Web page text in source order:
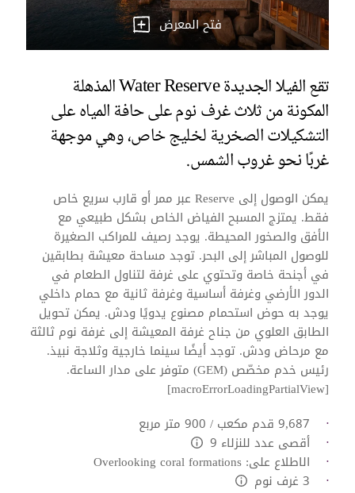
فتح المعرض
تقع الفيلا الجديدة Water Reserve المذهلة
المكونة من ثلاث غرف نوم على حافة المياه على
التشكيلات الصخرية لخليج خاص، وهي موجهة
غربًا نحو غروب الشمس.
يمكن الوصول إلى Reserve عبر ممر أو قارب سريع خاص
فقط. يمتزج المسبح الفياض الخاص بشكل طبيعي مع
الأفق والصخور المحيطة. يوجد رصيف للمراكب الصغيرة
للوصول المباشر إلى البحر. توجد مساحة معيشة بطابقين
في أجنحة خاصة وتحتوي على غرفة لتناول الطعام في
الدور الأرضي وغرفة أساسية وغرفة ثانية مع حمام داخلي
يوجد به حوض استحمام مصنوع يدويًا ودش. يمكن تحويل
الطابق العلوي من جناح غرفة المعيشة إلى غرفة نوم ثالثة
مع مرحاض ودش. توجد أيضًا سينما خارجية وثلاجة نبيذ.
[macroErrorLoadingPartialView]
9,687 قدم مكعب / 900 متر مربع
أقصى عدد للنزلاء 9
الاطلاع على: Overlooking coral formations
3 غرف نوم